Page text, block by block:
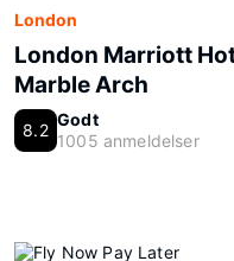
London
London Marriott
Marble Arch
8.2
Godt
1005 anmeldelser